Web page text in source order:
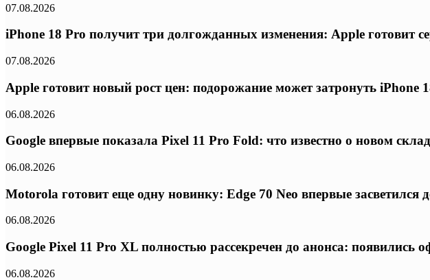
07.08.2026
iPhone 18 Pro получит три долгожданных изменения: Apple готовит
07.08.2026
Apple готовит новый рост цен: подорожание может затронуть iPhone
06.08.2026
Google впервые показала Pixel 11 Pro Fold: что известно о новом
06.08.2026
Motorola готовит еще одну новинку: Edge 70 Neo впервые засветился
06.08.2026
Google Pixel 11 Pro XL полностью рассекречен до анонса:
06.08.2026